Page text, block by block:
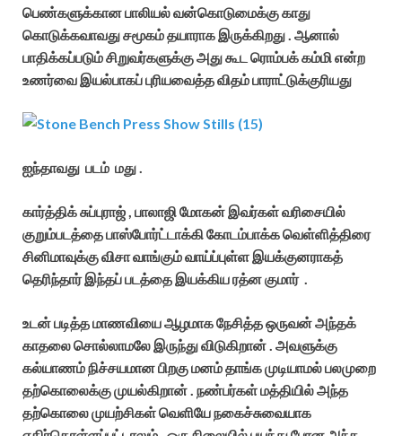
பெண்களுக்கான பாலியல் வன்கொடுமைக்கு காது
கொடுக்கவாவது சமூகம் தயாராக இருக்கிறது . ஆனால்
பாதிக்கப்படும் சிறுவர்களுக்கு அது கூட ரொம்பக் கம்மி என்ற
உணர்வை இயல்பாகப் புரியவைத்த விதம் பாராட்டுக்குரியது
ஐந்தாவது படம் மது .
கார்த்திக் சுப்புராஜ் , பாலாஜி மோகன் இவர்கள் வரிசையில்
குறும்படத்தை பாஸ்போர்ட்டாக்கி கோடம்பாக்க வெள்ளித்திரை
சினிமாவுக்கு விசா வாங்கும் வாய்ப்புள்ள இயக்குனராகத்
தெரிந்தார் இந்தப் படத்தை இயக்கிய ரத்ன குமார் .
உடன் படித்த மாணவியை ஆழமாக நேசித்த ஒருவன் அந்தக்
காதலை சொல்லாமலே இருந்து விடுகிறான் . அவளுக்கு
கல்யாணம் நிச்சயமான பிறகு மனம் தாங்க முடியாமல் பலமுறை
தற்கொலைக்கு முயல்கிறான் . நண்பர்கள் மத்தியில் அந்த
தற்கொலை முயற்சிகள் வெளியே நகைச்சுவையாக